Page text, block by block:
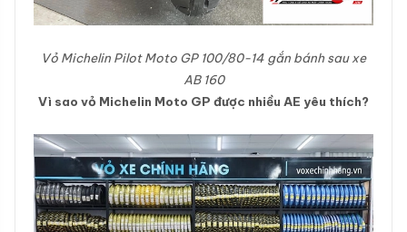
Vỏ Michelin Pilot Moto GP 100/80-14 gắn bánh sau xe
AB 160
Vì sao vỏ Michelin Moto GP được nhiều AE yêu thích?